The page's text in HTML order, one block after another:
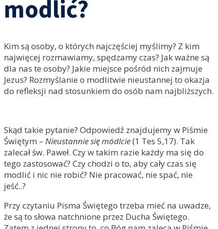
modlić?
Kim są osoby, o których najczęściej myślimy? Z kim
najwięcej rozmawiamy, spędzamy czas? Jak ważne są
dla nas te osoby? Jakie miejsce pośród nich zajmuje
Jezus? Rozmyślanie o modlitwie nieustannej to okazja
do refleksji nad stosunkiem do osób nam najbliższych.
Skąd takie pytanie? Odpowiedź znajdujemy w Piśmie
Świętym – Nieustannie się módlcie(1 Tes 5,17). Tak
zalecał św. Paweł. Czy w takim razie każdy ma się do
tego zastosować? Czy chodzi o to, aby cały czas się
modlić i nic nie robić? Nie pracować, nie spać, nie
jeść..?
Przy czytaniu Pisma Świętego trzeba mieć na uwadze,
że są to słowa natchnione przez Ducha Świętego.